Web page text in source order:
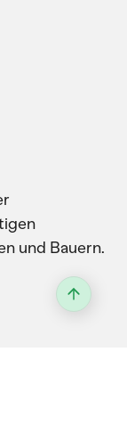
und Bauern.